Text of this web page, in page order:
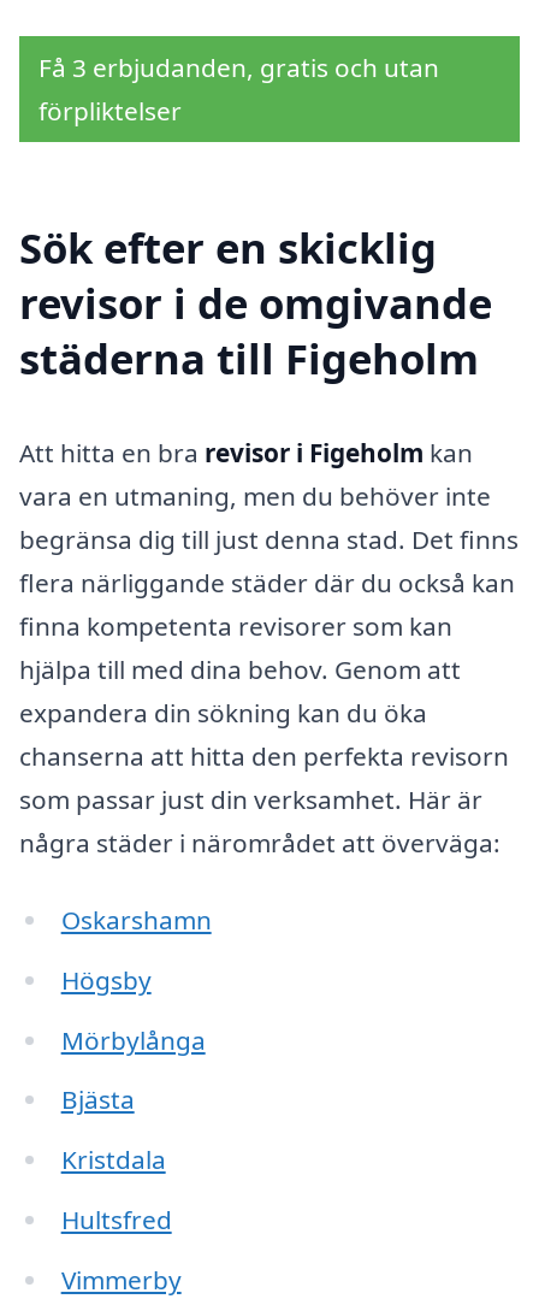
Få 3 erbjudanden, gratis och utan
förpliktelser
Sök efter en skicklig
revisor i de omgivande
städerna till Figeholm
Att hitta en bra revisor i Figeholm kan
vara en utmaning, men du behöver inte
begränsa dig till just denna stad. Det finns
flera närliggande städer där du också kan
finna kompetenta revisorer som kan
hjälpa till med dina behov. Genom att
expandera din sökning kan du öka
chanserna att hitta den perfekta revisorn
som passar just din verksamhet. Här är
några städer i närområdet att överväga:
Oskarshamn
Högsby
Mörbylånga
Bjästa
Kristdala
Hultsfred
Vimmerby